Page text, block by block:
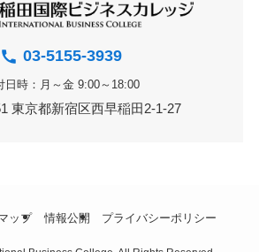
03-5155-3939
日時：月～金 9:00～18:00
東京都新宿区西早稲田2-1-27
ップ 情報公開 プライバシーポリシー